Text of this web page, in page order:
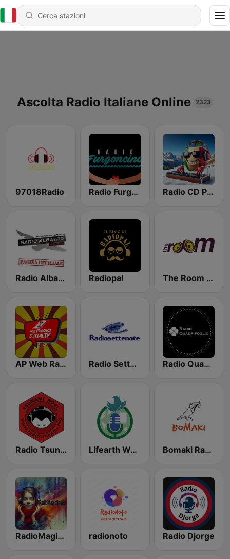
Ascolta Radio Italiane Online 2323
97018Radio Radio Furgoncino Radio CD Play
Radio Albatro Radiopal The Room Radio
AP Web Radio Social TV Radio SetteNote Radio Quadrifoglio
Radio Tsunami Rock Lifearth Webradio Bomaki Radio
RadioMagicSound radionoto Radio Djorge